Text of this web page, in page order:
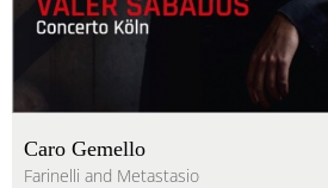
Caro Gemello
Farinelli and Metastasio